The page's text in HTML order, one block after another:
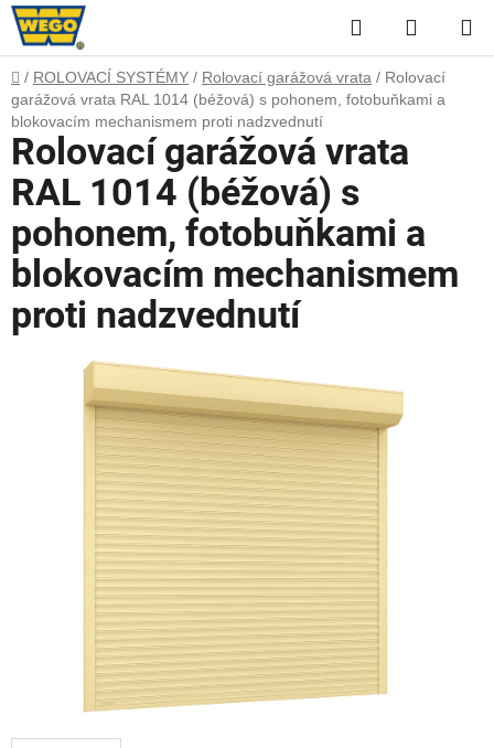
Přejít
na
obsah
Hledat
KOŠÍK
Domů
/ ROLOVACÍ SYSTÉMY / Rolovací garážová vrata / Rolovací
garážová vrata RAL 1014 (béžová) s pohonem, fotobuňkami a
blokovacím mechanismem proti nadzvednutí
Rolovací garážová vrata
RAL 1014 (béžová) s
pohonem, fotobuňkami a
blokovacím mechanismem
proti nadzvednutí